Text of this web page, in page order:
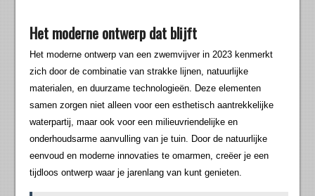
Het moderne ontwerp dat blijft
Het moderne ontwerp van een zwemvijver in 2023 kenmerkt
zich door de combinatie van strakke lijnen, natuurlijke
materialen, en duurzame technologieën. Deze elementen
samen zorgen niet alleen voor een esthetisch aantrekkelijke
waterpartij, maar ook voor een milieuvriendelijke en
onderhoudsarme aanvulling van je tuin. Door de natuurlijke
eenvoud en moderne innovaties te omarmen, creëer je een
tijdloos ontwerp waar je jarenlang van kunt genieten.